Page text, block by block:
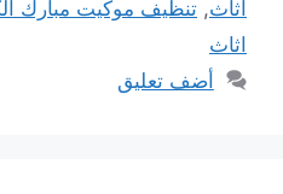
اثاث, تنظيف موكيت مبارك
اثاث
أضف تعليق